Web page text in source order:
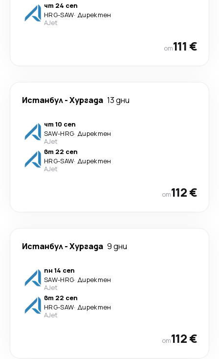
чт 24 сеп
HRG-SAW· Директен
AJet
от111 €
Истанбул-Хургада 13 дни
чт 10 сеп
SAW-HRG· Директен
AJet
вт 22 сеп
HRG-SAW· Директен
AJet
от112 €
Истанбул-Хургада 9 дни
пн 14 сеп
SAW-HRG· Директен
AJet
вт 22 сеп
HRG-SAW· Директен
AJet
от112 €